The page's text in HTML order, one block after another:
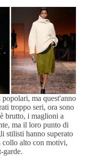
ma quest'anno
troppo seri, ora sono
brutto, i maglioni a
ma il loro punto di
stilisti hanno superato
collo alto con motivi,
garde.